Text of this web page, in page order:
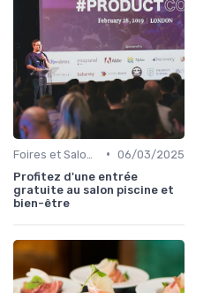
• 06/03/2025
Profitez d'une entrée
gratuite au salon piscine et
bien-être